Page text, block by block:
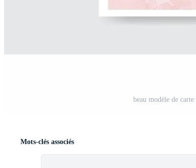
beau modèle de
Mots-clés associés